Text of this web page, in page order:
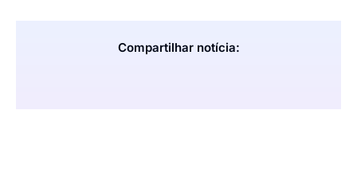
Compartilhar notícia: